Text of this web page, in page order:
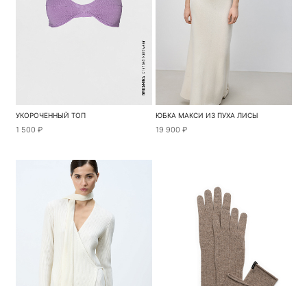
УКОРОЧЕННЫЙ ТОП
1 500 ₽
ЮБКА МАКСИ ИЗ ПУХА ЛИСЫ
19 900 ₽